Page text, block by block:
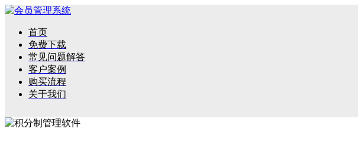
首页
免费下载
常见问题解答
客户案例
购买流程
关于我们